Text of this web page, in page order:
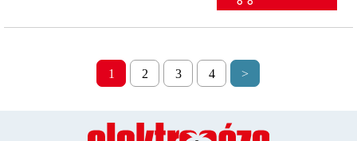
1 2 3 4 >